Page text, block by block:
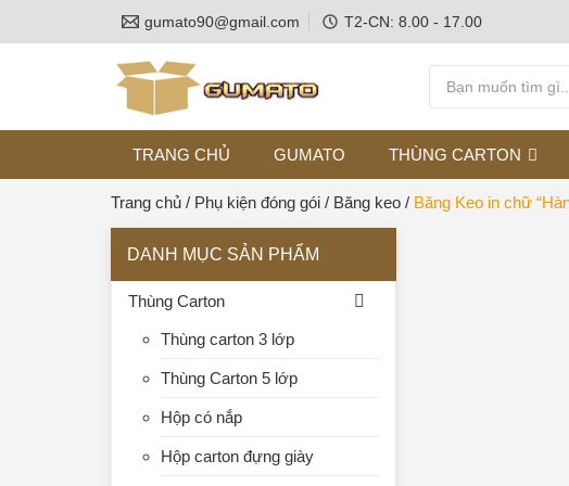
gumato90@gmail.com T2-CN: 8.00 - 17.00
TRANG CHỦ GUMATO THÙNG CARTON
Trang chủ / Phụ kiện đóng gói / Băng keo / Băng Keo in chữ
DANH MỤC SẢN PHẨM
Thùng Carton
Thùng carton 3 lớp
Thùng Carton 5 lớp
Hộp có nắp
Hộp carton đựng giày